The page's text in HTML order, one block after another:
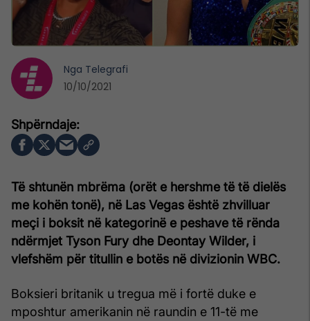
Të shtunën mbrëma (orët e hershme të të dielës
me kohën tonë), në Las Vegas është zhvilluar
meçi i boksit në kategorinë e peshave të rënda
ndërmjet Tyson Fury dhe Deontay Wilder, i
vlefshëm për titullin e botës në divizionin WBC.
Boksieri britanik u tregua më i fortë duke e
mposhtur amerikanin në raundin e 11-të me
Nga Telegrafi
10/10/2021